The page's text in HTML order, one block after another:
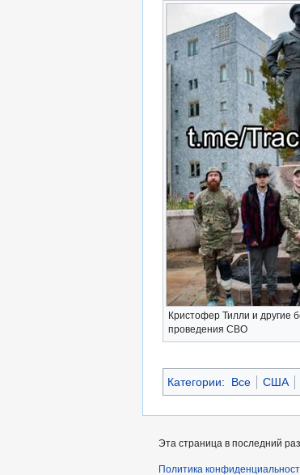
Кристофер Тилли и другие
проведения СВО
Категории: Все США
Эта страница в последний
Политика